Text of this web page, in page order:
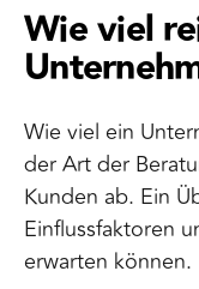
Wie viel
Wie viel ein
der Art der
Kunden ab. Ein
Einflussfaktoren
erwarten können.